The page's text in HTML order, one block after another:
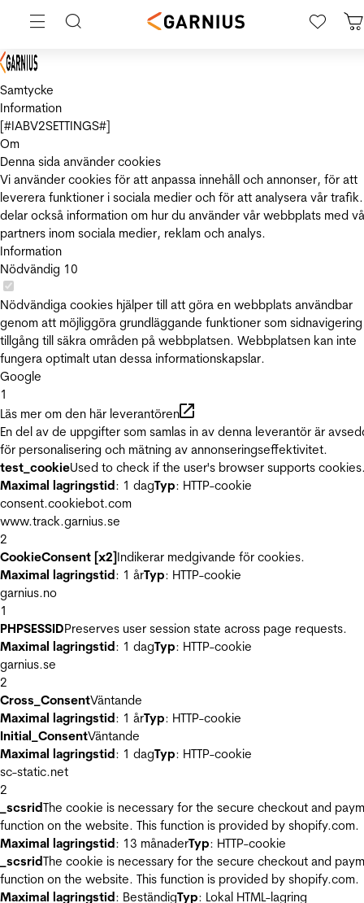
Samtycke
Information
[#IABV2SETTINGS#]
Om
Denna sida använder cookies
Vi använder cookies för att anpassa innehåll och annonser, för att
leverera funktioner i sociala medier och för att analysera vår
delar också information om hur du använder vår webbplats med
partners inom sociala medier, reklam och analys.
Information
Nödvändig 10
Nödvändiga cookies hjälper till att göra en webbplats användbar
genom att möjliggöra grundläggande funktioner som
tillgång till säkra områden på webbplatsen. Webbplatsen kan inte
fungera optimalt utan dessa informationskapslar.
Google
1
Läs mer om den här leverantören
En del av de uppgifter som samlas in av denna leverantör är
för personalisering och mätning av annonseringseffektivitet.
test_cookieUsed to check if the user's browser supports
Maximal lagringstid: 1 dagTyp: HTTP-cookie
consent.cookiebot.com
www.track.garnius.se
2
CookieConsent [x2]Indikerar medgivande för cookies.
Maximal lagringstid: 1 årTyp: HTTP-cookie
garnius.no
1
PHPSESSIDPreserves user session state across page requests.
Maximal lagringstid: 1 dagTyp: HTTP-cookie
garnius.se
2
Cross_ConsentVäntande
Maximal lagringstid: 1 årTyp: HTTP-cookie
Initial_ConsentVäntande
Maximal lagringstid: 1 dagTyp: HTTP-cookie
sc-static.net
2
_scsridThe cookie is necessary for the secure checkout and
function on the website. This function is provided by shopify.com.
Maximal lagringstid: 13 månaderTyp: HTTP-cookie
_scsridThe cookie is necessary for the secure checkout and
function on the website. This function is provided by shopify.com.
Maximal lagringstid: BeständigTyp: Lokal HTML-lagring